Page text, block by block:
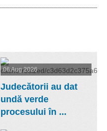
06 Aug 2026
Judecătorii au dat
undă verde
procesului în ...